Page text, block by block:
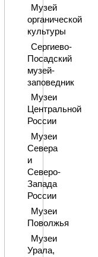
Музей
органической
культуры
Сергиево-
Посадский
музей-
заповедник
Музеи
Центральной
России
Музеи
Севера
и
Северо-
Запада
России
Музеи
Поволжья
Музеи
Урала,